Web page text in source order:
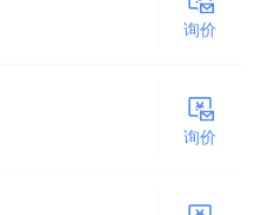
询价
询价